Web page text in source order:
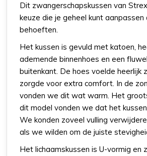
Dit zwangerschapskussen van
keuze die je geheel kunt aanpassen
behoeften.
Het kussen is gevuld met katoen,
ademende binnenhoes en een
buitenkant. De hoes voelde heerlijk
zorgde voor extra comfort. In de
vonden we dit wat warm. Het
dit model vonden we dat het
We konden zoveel vulling
als we wilden om de juiste
Het lichaamskussen is U-vormig en